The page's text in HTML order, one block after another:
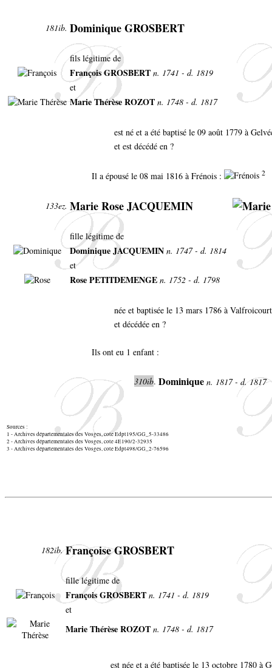
181ib. Dominique GROSBERT
fils légitime de
François GROSBERT n. 1741 - d. 1819
et
Marie Thérèse ROZOT n. 1748 - d. 1817
est né et a été baptisé le 09 août 1779 à
et est décédé en ?
Il a épousé le 08 mai 1816 à Frénois : 2
133ez. Marie Rose JACQUEMIN
fille légitime de
Dominique JACQUEMIN n. 1747 - d. 1814
et
Rose PETITDEMENGE n. 1752 - d. 1798
née et baptisée le 13 mars 1786 à
et décédée en ?
Ils ont eu 1 enfant :
310ib. Dominique n. 1817 - d. 1817
Sources :
1 - Archives départementales des Vosges, cote Edpt195/GG_5-33486
2 - Archives départementales des Vosges, cote 4E190/2-32935
3 - Archives départementales des Vosges, cote Edpt498/GG_2-76596
182ib. Françoise GROSBERT
fille légitime de
François GROSBERT n. 1741 - d. 1819
et
Marie Thérèse ROZOT n. 1748 - d. 1817
est née et a été baptisée le 13 octobre 1780 à